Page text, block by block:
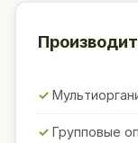
Групповые